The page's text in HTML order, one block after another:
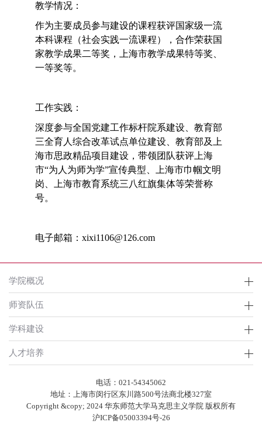
教学情况：
作为主要成员参与建设的课程获评国家级一流
本科课程（社会实践一流课程），合作荣获国
家教学成果二等奖，上海市教学成果特等奖、
一等奖等。
工作实践：
深度参与全国党建工作标杆院系建设、教育部
三全育人综合改革试点单位建设、教育部及上
海市思政精品项目建设，带领团队获评上海
市“为人为师为学”宣传典型、上海市巾帼文明
岗、上海市教育系统三八红旗集体等荣誉称
号。
电子邮箱： xixi1106@126.com
学院概况
师资队伍
学科建设
人才培养
电话：021-54345062
地址：上海市闵行区东川路500号法商北楼327室
Copyright &copy; 2024 华东师范大学马克思主义学院 版权所有
沪ICP备05003394号-26